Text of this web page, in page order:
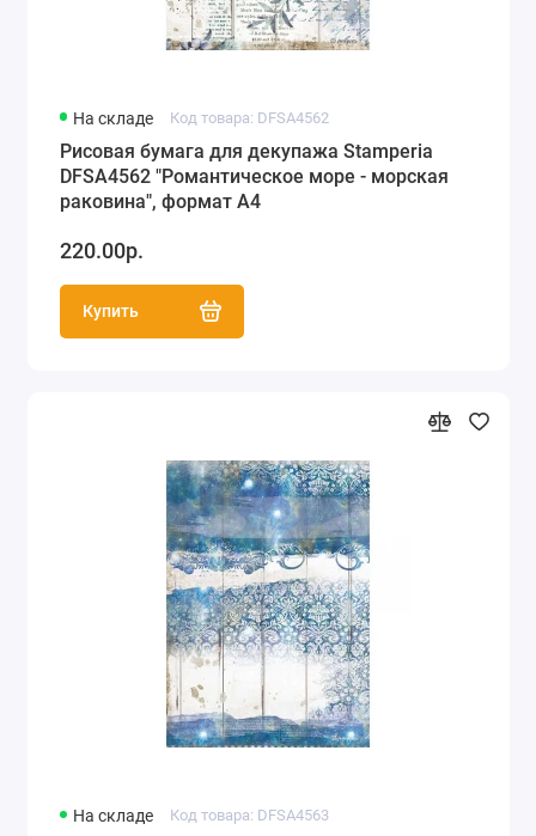
На складе Код товара: DFSA4562
Рисовая бумага для декупажа Stamperia
DFSA4562 "Романтическое море - морская
раковина", формат А4
220.00р.
Купить
На складе Код товара: DFSA4563